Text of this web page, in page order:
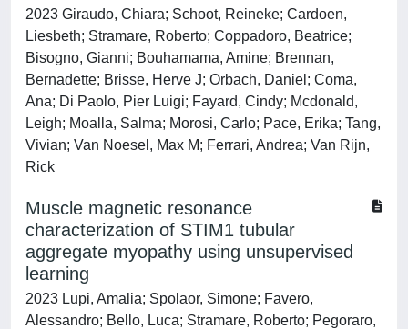
2023 Giraudo, Chiara; Schoot, Reineke; Cardoen,
Liesbeth; Stramare, Roberto; Coppadoro, Beatrice;
Bisogno, Gianni; Bouhamama, Amine; Brennan,
Bernadette; Brisse, Herve J; Orbach, Daniel; Coma,
Ana; Di Paolo, Pier Luigi; Fayard, Cindy; Mcdonald,
Leigh; Moalla, Salma; Morosi, Carlo; Pace, Erika; Tang,
Vivian; Van Noesel, Max M; Ferrari, Andrea; Van Rijn,
Rick
Muscle magnetic resonance
characterization of STIM1 tubular
aggregate myopathy using unsupervised
learning
2023 Lupi, Amalia; Spolaor, Simone; Favero,
Alessandro; Bello, Luca; Stramare, Roberto; Pegoraro,